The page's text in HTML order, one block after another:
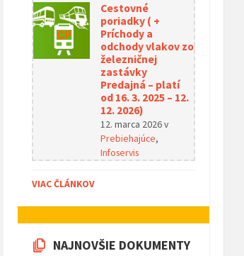
Cestovné
poriadky ( +
Príchody a
odchody vlakov zo
železničnej
zastávky
Predajná – platí
od 16. 3. 2025 – 12.
12. 2026)
12. marca 2026v
Prebiehajúce,
Infoservis
VIAC ČLÁNKOV
NAJNOVŠIE DOKUMENTY